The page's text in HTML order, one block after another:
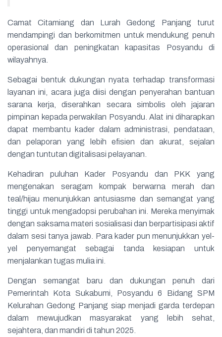
Camat Citamiang dan Lurah Gedong Panjang turut
mendampingi dan berkomitmen untuk mendukung penuh
operasional dan peningkatan kapasitas Posyandu di
wilayahnya.
Sebagai bentuk dukungan nyata terhadap transformasi
layanan ini, acara juga diisi dengan penyerahan bantuan
sarana kerja, diserahkan secara simbolis oleh jajaran
pimpinan kepada perwakilan Posyandu. Alat ini diharapkan
dapat membantu kader dalam administrasi, pendataan,
dan pelaporan yang lebih efisien dan akurat, sejalan
dengan tuntutan digitalisasi pelayanan.
Kehadiran puluhan Kader Posyandu dan PKK yang
mengenakan seragam kompak berwarna merah dan
teal/hijau menunjukkan antusiasme dan semangat yang
tinggi untuk mengadopsi perubahan ini. Mereka menyimak
dengan saksama materi sosialisasi dan berpartisipasi aktif
dalam sesi tanya jawab. Para kader pun menunjukkan yel-
yel penyemangat sebagai tanda kesiapan untuk
menjalankan tugas mulia ini.
Dengan semangat baru dan dukungan penuh dari
Pemerintah Kota Sukabumi, Posyandu 6 Bidang SPM
Kelurahan Gedong Panjang siap menjadi garda terdepan
dalam mewujudkan masyarakat yang lebih sehat,
sejahtera, dan mandiri di tahun 2025.